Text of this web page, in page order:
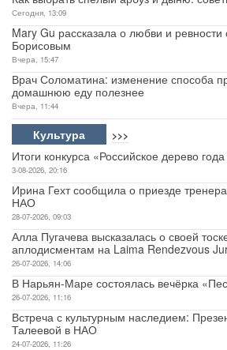
Сегодня, 13:09
Mary Gu рассказала о любви и
Борисовым
Вчера, 15:47
Врач Соломатина: изменение способа
домашнюю еду полезнее
Вчера, 11:44
Культура >>>
Итоги конкурса «Российское дерево
3-08-2026, 20:16
Ирина Гехт сообщила о приезде
НАО
28-07-2026, 09:03
Алла Пугачева высказалась о своей
аплодисментам на Laima Rendezvous
26-07-2026, 14:06
В Нарьян-Маре состоялась вечёрка
26-07-2026, 11:16
Встреча с культурным наследием:
Талеевой в НАО
24-07-2026, 11:26